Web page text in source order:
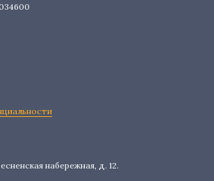
набережная, д. 12.